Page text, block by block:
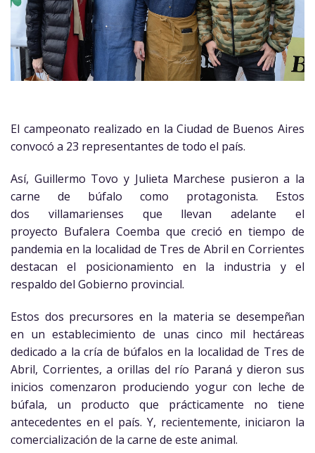
El campeonato realizado en la Ciudad de Buenos Aires
convocó a 23 representantes de todo el país.
Así, Guillermo Tovo y Julieta Marchese pusieron a la
carne de búfalo como protagonista. Estos
dos villamarienses que llevan adelante el
proyecto Bufalera Coemba que creció en tiempo de
pandemia en la localidad de Tres de Abril en Corrientes
destacan el posicionamiento en la industria y el
respaldo del Gobierno provincial.
Estos dos precursores en la materia se desempeñan
en un establecimiento de unas cinco mil hectáreas
dedicado a la cría de búfalos en la localidad de Tres de
Abril, Corrientes, a orillas del río Paraná y dieron sus
inicios comenzaron produciendo yogur con leche de
búfala, un producto que prácticamente no tiene
antecedentes en el país. Y, recientemente, iniciaron la
comercialización de la carne de este animal.